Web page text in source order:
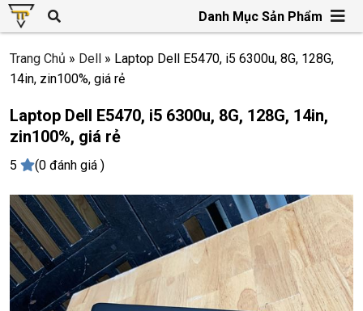
Danh Mục Sản Phẩm
Trang Chủ » Dell » Laptop Dell E5470, i5 6300u, 8G, 128G,
14in, zin100%, giá rẻ
Laptop Dell E5470, i5 6300u, 8G, 128G, 14in,
zin100%, giá rẻ
5 (0 đánh giá )